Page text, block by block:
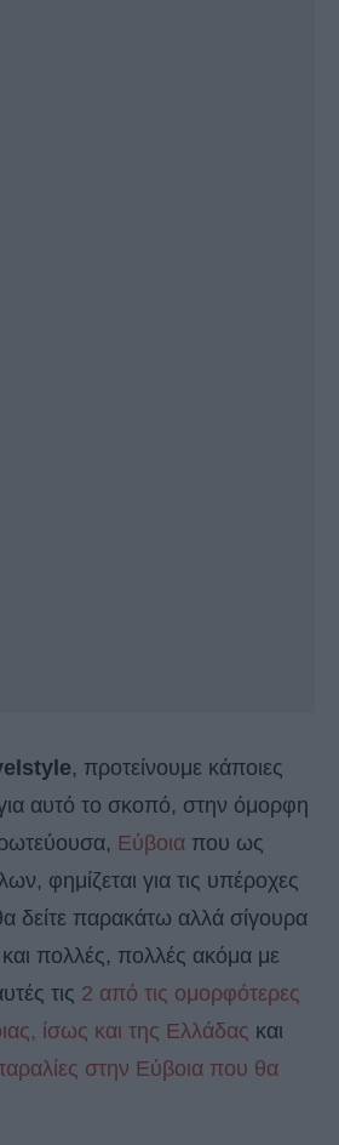
, προτείνουμε κάποιες
για αυτό το σκοπό, στην όμορφη
Εύβοια που ως
φημίζεται για τις υπέροχες
δείτε παρακάτω αλλά σίγουρα
και πολλές, πολλές ακόμα με
τις 2 από τις ομορφότερες
ίσως και της Ελλάδας και
στην Εύβοια που θα